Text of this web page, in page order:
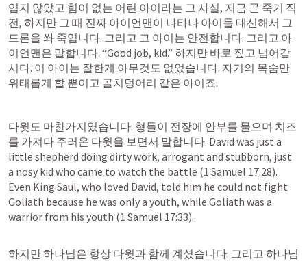
입지 않았고 힘이 없는 어린 아이라는 그 사실, 지금 곧 죽기 직
전, 하지만 그 때 진짜 아이언맨이 나타나 아이들 대신해서 그
드론을 쏴 죽입니다. 그리고 그 아이는 안전합니다. 그리고 아
이언맨은 말합니다. “Good job, kid.” 하지만 바로 짚고 넘어갑
시다. 이 아이는 잘한게 아무것도 없었습니다. 자기의 목숨만
위태롭게 할 뿐이고 골치덩어리 같은 아이죠.
다윗도 마찬가지였습니다. 형들이 전장에 안부를 물으며 치즈
를 가져다 주러온 다윗을 보면서 말합니다. David was just a
little shepherd doing dirty work, arrogant and stubborn, just
a nosy kid who came to watch the battle (1 Samuel 17:28).
Even King Saul, who loved David, told him he could not fight
Goliath because he was only a youth, while Goliath was a
warrior from his youth (1 Samuel 17:33).
하지만 하나님은 항상 다윗과 함께 계셨습니다. 그리고 하나님